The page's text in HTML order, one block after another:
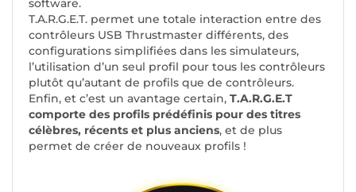
software.
T.A.R.G.E.T. permet une totale interaction entre des
contrôleurs USB Thrustmaster différents, des
configurations simplifiées dans les simulateurs,
l’utilisation d’un seul profil pour tous les contrôleurs
plutôt qu’autant de profils que de contrôleurs.
Enfin, et c’est un avantage certain, T.A.R.G.E.T
comporte des profils prédéfinis pour des titres
célèbres, récents et plus anciens, et de plus
permet de créer de nouveaux profils !